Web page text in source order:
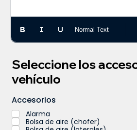
Normal Text
Seleccione los
vehículo
Accesorios
Alarma
Bolsa de aire (chofer)